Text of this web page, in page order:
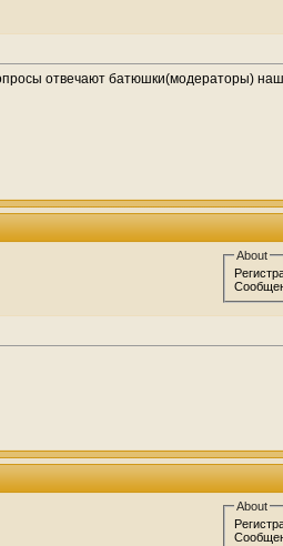
отвечают батюшки(модераторы)
About
About